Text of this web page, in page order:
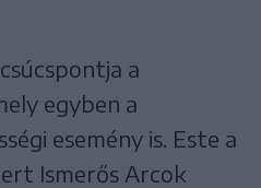
a
egyben a
esemény is. Este a
Ismerős Arcok